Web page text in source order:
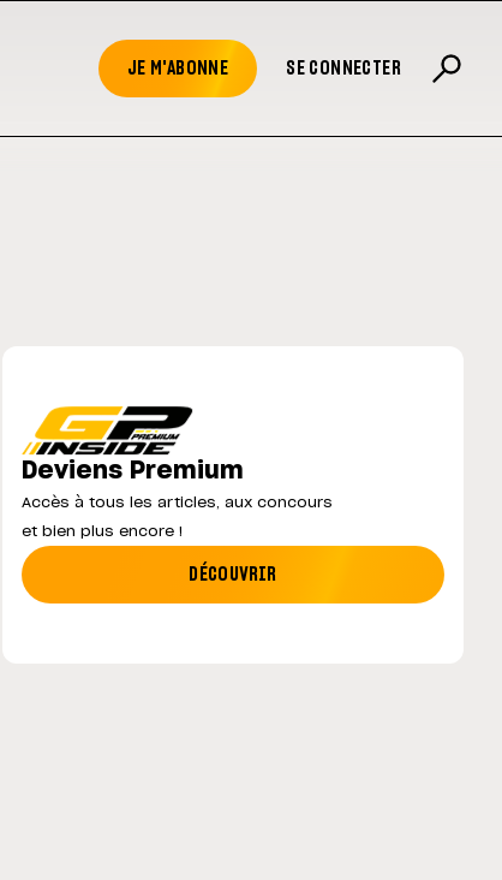
JE M'ABONNE SE CONNECTER
MotoGP : les cinq constructeurs signent un
Deviens Premium
Accès à tous les articles, aux concours
et bien plus encore !
DÉCOUVRIR